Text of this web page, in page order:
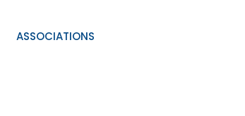
ASSOCIATIONS